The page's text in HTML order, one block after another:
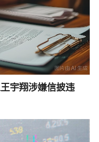
宇翔涉嫌信披违